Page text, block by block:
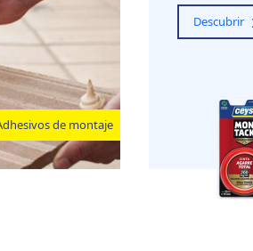
de montaje
Descubrir